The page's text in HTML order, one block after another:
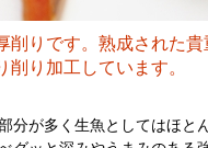
りです。熟成された
り加工しています。
分が多く生魚としてはほと